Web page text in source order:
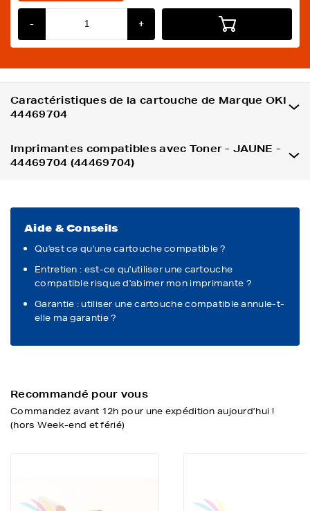
- +
Caractéristiques de la cartouche de Marque OKI
44469704
Imprimantes compatibles avec Toner - JAUNE -
44469704 (44469704)
Aide & Conseils
Qu'est ce qu'une cartouche compatible ?
Entretien : est-ce qu'utiliser une cartouche
compatible risque d'abimer mon imprimante ?
Garantie : utiliser une cartouche compatible annule-t-
elle ma garantie ?
Recommandé pour vous
Commandez avant 12h pour une expédition aujourd’hui !
(hors Week-end et férié)